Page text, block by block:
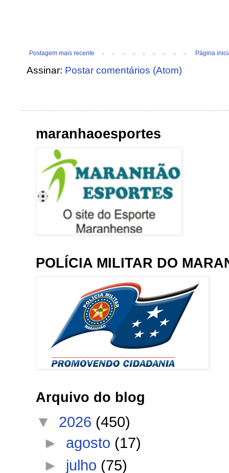
Postagem mais recente Página
Assinar: Postar comentários (Atom)
maranhaoesportes
POLÍCIA MILITAR DO
Arquivo do blog
▼ 2026 (450)
► agosto (17)
► julho (75)